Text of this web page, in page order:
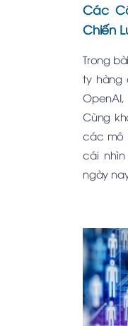
Các
Chiến
Trong
ty hàng
Cùng
các mô
cái
ngày